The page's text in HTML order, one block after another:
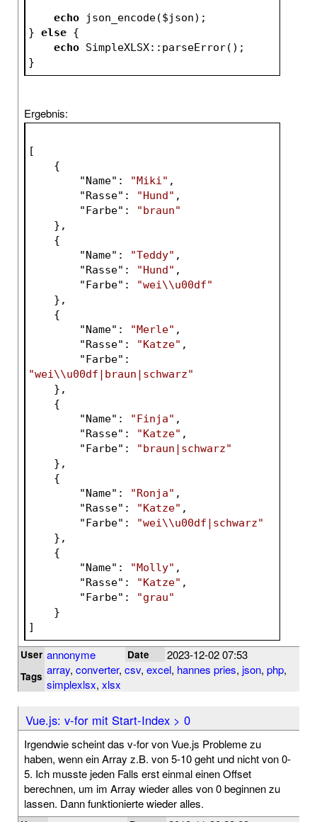
echo json_encode($json);
} else {
echo SimpleXLSX::parseError();
}
Ergebnis:
[
    {
        "
Name": "Miki" ,
        "
Rasse": "Hund" ,
        "
Farbe":
"braun"
},
    {
        "
Name": "Teddy" ,
        "
Rasse": "Hund" ,
        "
Farbe":
"wei\\u00df"
},
    {
        "
Name": "Merle" ,
        "
Rasse": "Katze" ,
        "
Farbe
"wei\\u00df|braun|schwarz"
},
    {
        "
Name": "Finja" ,
        "
Rasse": "Katze" ,
        "
Farbe":
"braun|schwarz"
},
    {
        "
Name": "Ronja" ,
        "
Rasse": "Katze" ,
        "
Farbe":
"wei\\u00df|schwarz"
},
    {
        "
Name": "Molly" ,
        "
Rasse": "Katze" ,
        "
Farbe":
"grau"
}
]
User annonyme Date 2023-12-02 07:53
Tags array, converter, csv, excel, hannes pries, json, php,
simplexlsx, xlsx
Vue.js: v-for mit Start-Index > 0
Irgendwie scheint das v-for von Vue.js Probleme zu
haben, wenn ein Array z.B. von 5-10 geht und nicht von 0-
5. Ich musste jeden Falls erst einmal einen Offset
berechnen, um im Array wieder alles von 0 beginnen zu
lassen. Dann funktionierte wieder alles.